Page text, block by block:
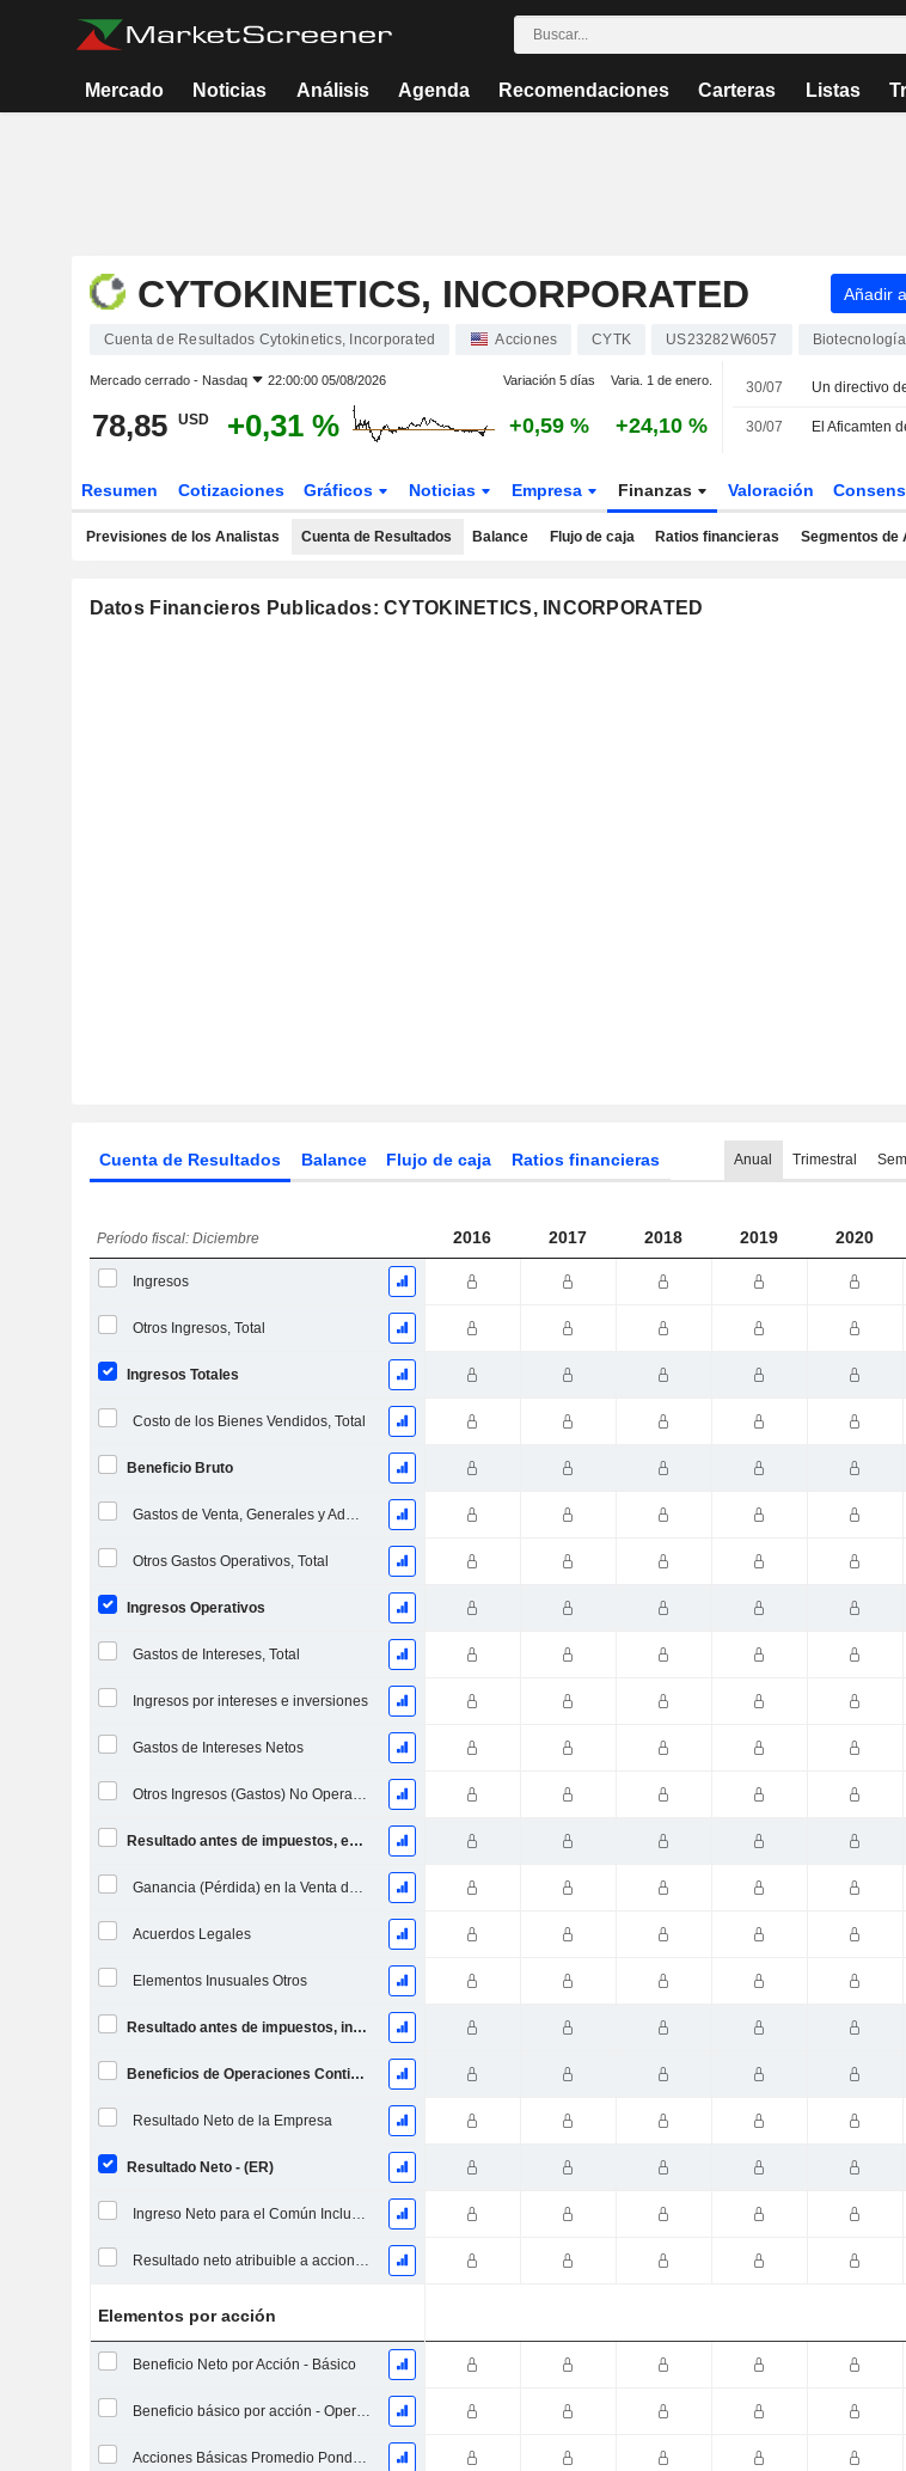
Mercado Noticias Análisis Agenda Recomendaciones Carteras Listas
CYTOKINETICS, INCORPORATED Añadir
Cuenta de Resultados Cytokinetics, Incorporated Acciones CYTK US23282W6057
Mercado cerrado - Nasdaq 22:00:00 05/08/2026 Variación 5 días Varia. 1 de enero.
78,85 USD +0,31 % +0,59 % +24,10 %
30/07
30/07
Resumen Cotizaciones Gráficos Noticias Empresa Finanzas Valoración
Previsiones de los Analistas Cuenta de Resultados Balance Flujo de caja Ratios financieras Segmentos de
Datos Financieros Publicados: CYTOKINETICS, INCORPORATED
Cuenta de Resultados Balance Flujo de caja Ratios financieras Anual Trimestral
Período fiscal: Diciembre 2016 2017 2018 2019 2020
Ingresos
Otros Ingresos, Total
Ingresos Totales
Costo de los Bienes Vendidos, Total
Beneficio Bruto
Gastos de Venta, Generales y Administrativos, Total
Otros Gastos Operativos, Total
Ingresos Operativos
Gastos de Intereses, Total
Ingresos por intereses e inversiones
Gastos de Intereses Netos
Otros Ingresos (Gastos) No Operacionales
Resultado antes de impuestos, excl. elementos inusuales
Ganancia (Pérdida) en la Venta de Activos
Acuerdos Legales
Elementos Inusuales Otros
Resultado antes de impuestos, incl. elementos inusuales
Beneficios de Operaciones Continuas
Resultado Neto de la Empresa
Resultado Neto - (ER)
Ingreso Neto para el Común Incluyendo Elementos Extraordinarios
Resultado neto atribuible a acciones ordinarias excl. elementos extraordinarios
Elementos por acción
Beneficio Neto por Acción - Básico
Beneficio básico por acción - Operaciones continuas
Acciones Básicas Promedio Ponderadas en Circulación